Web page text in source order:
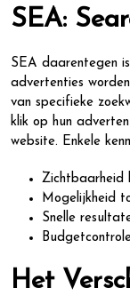
SEA:
SEA daarentegen
advertenties
van specifieke
klik op hun
website. Enkele
Zichtbaarheid
Mogelijkheid
Snelle
Het